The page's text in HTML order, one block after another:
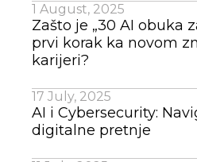
1 August, 2025
Zašto je „30 AI obuka
prvi korak ka novom
karijeri?
17 July, 2025
AI i Cybersecurity:
digitalne pretnje